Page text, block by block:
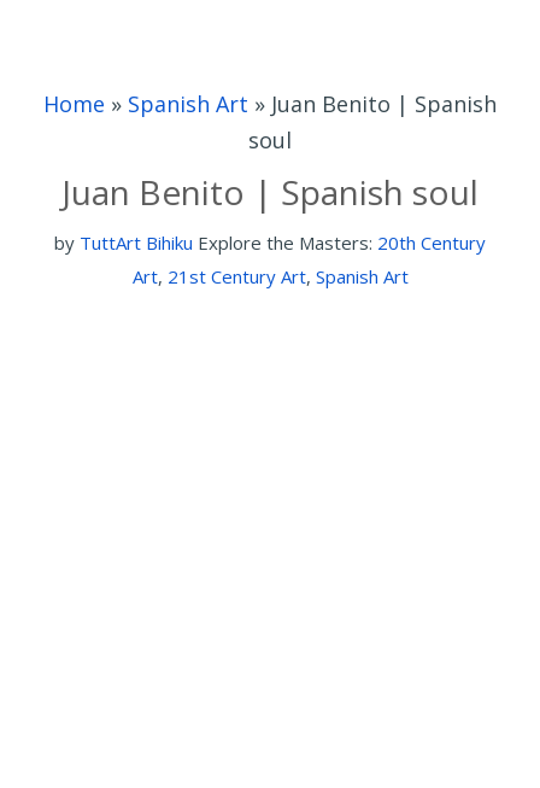
Home » Spanish Art » Juan Benito | Spanish
soul
Juan Benito | Spanish soul
by TuttArt Bihiku Explore the Masters: 20th Century
Art, 21st Century Art, Spanish Art